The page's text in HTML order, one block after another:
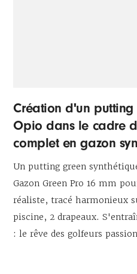
Création d'un putting
Opio dans le cadre
complet en gazon
Un putting green
Gazon Green Pro 16 mm
réaliste, tracé harmonieux
piscine, 2 drapeaux.
: le rêve des golfeurs